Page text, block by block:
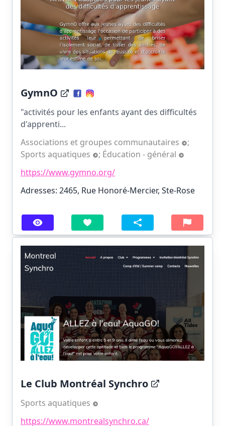
GymnO
"activités pour les enfants ayant des difficultés
d'apprenti...
Associations et groupes communautaires
;
Sports aquatiques
; Éducation - général
https://www.gymno.org/
Adresses: 2465, Rue Honoré-Mercier, Ste-Rose
Le Club Montréal Synchro
Sports aquatiques
https://www.montrealsynchro.ca/